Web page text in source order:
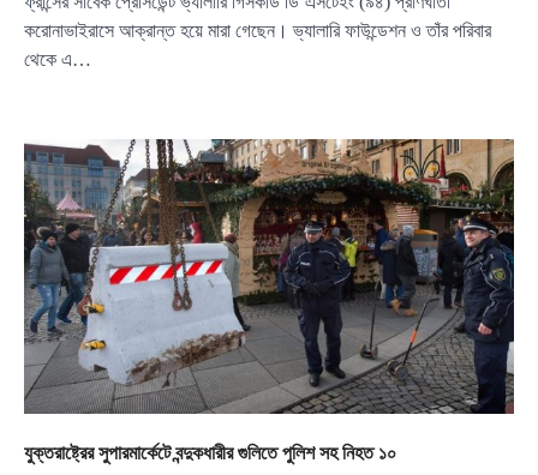
করোনাভাইরাসে আক্রান্ত হয়ে মারা গেছেন। ভ্যালারি ফাউন্ডেশন ও তাঁর পরিবার
থেকে এ…
যুক্তরাষ্ট্রের সুপারমার্কেটে বন্দুকধারীর গুলিতে পুলিশ সহ নিহত ১০